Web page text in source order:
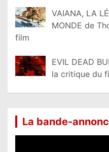
VAIANA, LA
MONDE de
film
EVIL DEAD
la critique du
La bande-